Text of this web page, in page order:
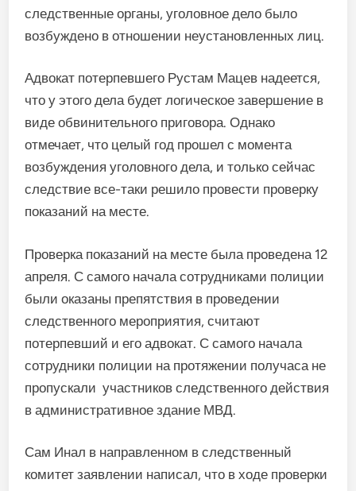
следственные органы, уголовное дело было
возбуждено в отношении неустановленных лиц.
Адвокат потерпевшего Рустам Мацев надеется,
что у этого дела будет логическое завершение в
виде обвинительного приговора. Однако
отмечает, что целый год прошел с момента
возбуждения уголовного дела, и только сейчас
следствие все-таки решило провести проверку
показаний на месте.
Проверка показаний на месте была проведена 12
апреля. С самого начала сотрудниками полиции
были оказаны препятствия в проведении
следственного мероприятия, считают
потерпевший и его адвокат. С самого начала
сотрудники полиции на протяжении получаса не
пропускали участников следственного действия
в административное здание МВД.
Сам Инал в направленном в следственный
комитет заявлении написал, что в ходе проверки